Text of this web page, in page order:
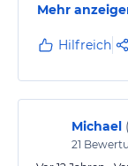
Mehr
Hilfreich
Michael (
21